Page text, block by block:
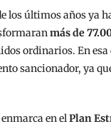
los últimos años ya
más de
ordinarios. En esa
sancionador, ya
en elPlan